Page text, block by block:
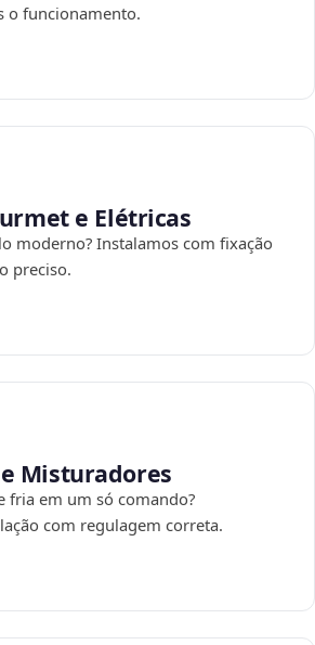
o funcionamento.
e Elétricas
moderno? Instalamos com fixação
preciso.
Misturadores
fria em um só comando?
com regulagem correta.